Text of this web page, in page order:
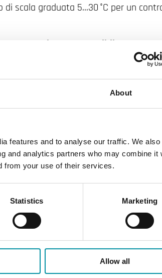
About
features and to analyse our traffic. We also
and analytics partners who may combine it
from your use of their services.
Statistics Marketing
Allow all
scala graduata 5…30 °C per un
Elemento sensibile
Funzione del setpoint
Scala graduata 5…30 °C
scala graduata 5…30 °C per un
Elemento sensibile
Funzione del setpoint
Scala graduata 5…30 °C